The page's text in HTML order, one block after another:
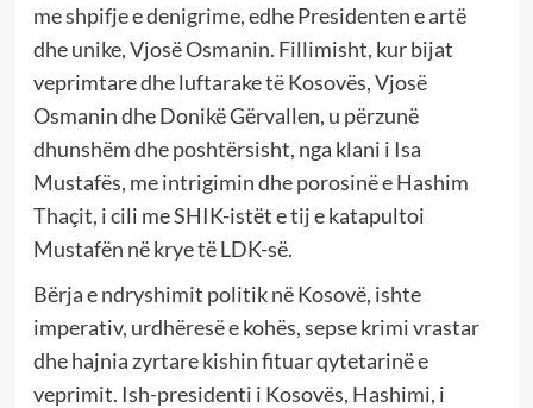
me shpifje e denigrime, edhe Presidenten e artë
dhe unike, Vjosë Osmanin. Fillimisht, kur bijat
veprimtare dhe luftarake të Kosovës, Vjosë
Osmanin dhe Donikë Gërvallen, u përzunë
dhunshëm dhe poshtërsisht, nga klani i Isa
Mustafës, me intrigimin dhe porosinë e Hashim
Thaçit, i cili me SHIK-istët e tij e katapultoi
Mustafën në krye të LDK-së.
Bërja e ndryshimit politik në Kosovë, ishte
imperativ, urdhëresë e kohës, sepse krimi vrastar
dhe hajnia zyrtare kishin fituar qytetarinë e
veprimit. Ish-presidenti i Kosovës, Hashimi, i